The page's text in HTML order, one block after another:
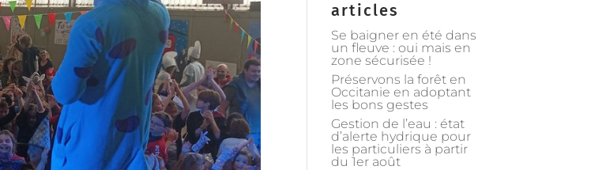
articles
Se baigner en été dans
un fleuve : oui mais en
zone sécurisée !
Préservons la forêt en
Occitanie en adoptant
les bons gestes
Gestion de l’eau : état
d’alerte hydrique pour
les particuliers à partir
du 1er août